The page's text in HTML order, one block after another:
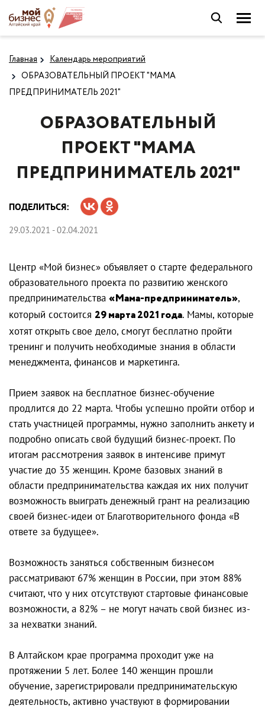
Главная
Календарь мероприятий
ОБРАЗОВАТЕЛЬНЫЙ ПРОЕКТ "МАМА
ПРЕДПРИНИМАТЕЛЬ 2021"
ОБРАЗОВАТЕЛЬНЫЙ
ПРОЕКТ "МАМА
ПРЕДПРИНИМАТЕЛЬ 2021"
ПОДЕЛИТЬСЯ:
29.03.2021 - 02.04.2021
Центр «Мой бизнес» объявляет о старте федерального
образовательного проекта по развитию женского
предпринимательства «Мама-предприниматель»,
который состоится 29 марта 2021 года. Мамы, которые
хотят открыть свое дело, смогут бесплатно пройти
тренинг и получить необходимые знания в области
менеджмента, финансов и маркетинга.
Прием заявок на бесплатное бизнес-обучение
продлится до 22 марта. Чтобы успешно пройти отбор и
стать участницей программы, нужно заполнить анкету и
подробно описать свой будущий бизнес-проект. По
итогам рассмотрения заявок в интенсиве примут
участие до 35 женщин. Кроме базовых знаний в
области предпринимательства каждая их них получит
возможность выиграть денежный грант на реализацию
своей бизнес-идеи от Благотворительного фонда «В
ответе за будущее».
Возможность заняться собственным бизнесом
рассматривают 67% женщин в России, при этом 88%
считают, что у них отсутствуют стартовые финансовые
возможности, а 82% – не могут начать свой бизнес из-
за нехватки знаний.
В Алтайском крае программа проходит уже на
протяжении 5 лет. Более 140 женщин прошли
обучение, зарегистрировали предпринимательскую
деятельность, активно участвуют в формировании